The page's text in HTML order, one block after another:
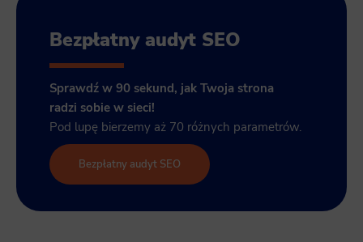
Bezpłatny audyt SEO
Sprawdź w 90 sekund, jak Twoja strona
radzi sobie w sieci!
Pod lupę bierzemy aż 70 różnych parametrów.
Bezpłatny audyt SEO